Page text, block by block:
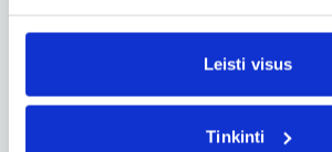
Leisti visus
Tinkinti
kaip „suspėti“ nuvykti iki kito,
kelionės malonumo.
Taigi nepersistenkite su
geriau išsirinkite tai, ką labiausiai